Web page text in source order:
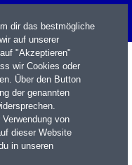
dir das bestmögliche
auf unserer
"Akzeptieren"
wir Cookies oder
Über den Button
der genannten
von
dieser Website
in unseren